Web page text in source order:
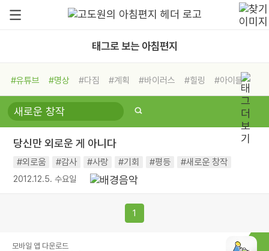
태그로 보는 아침편지
#유튜브 #명상 #다짐 #계획 #바이러스 #힐링
#아이들
#비전캠프
#독서캠프 #삶
#희망
#나눔 #친구 #링컨학교
#독서
#건강 #면역력
당신만 외로운 게 아니다
#외로움 #감사 #사랑 #기회 #평등 #새로운 창작
2012.12.5. 수요일
1
모바일 앱 다운로드